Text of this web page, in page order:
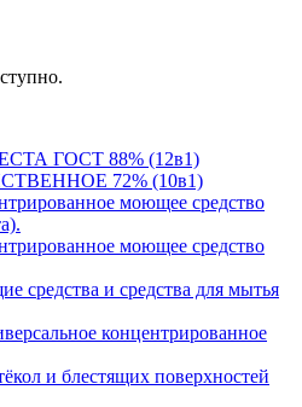
ГОСТ 88% (12в1)
72% (10в1)
моющее средство
моющее средство
средства и средства для мытья
концентрированное
и блестящих поверхностей